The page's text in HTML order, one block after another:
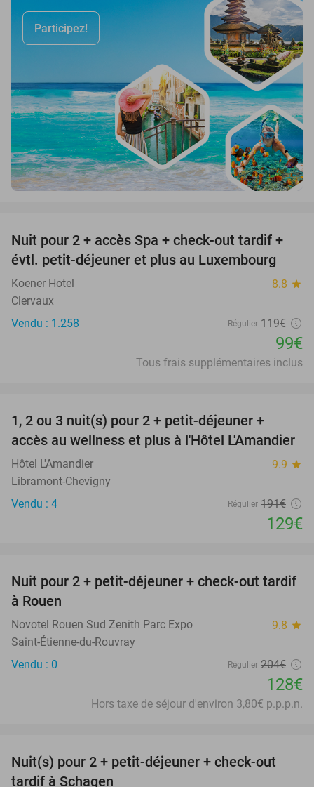
Participez!
17%
Nuit pour 2 + accès Spa + check-out tardif +
évtl. petit-déjeuner et plus au Luxembourg
Koener Hotel 8.8 star
Clervaux
Vendu : 1.258
Régulier 119€
99€
Tous frais supplémentaires inclus
TODAY
1, 2 ou 3 nuit(s) pour 2 + petit-déjeuner +
accès au wellness et plus à l'Hôtel L'Amandier
Hôtel L'Amandier 9.9 star
Libramont-Chevigny
Vendu : 4
Régulier 191€
129€
37%
Nuit pour 2 + petit-déjeuner + check-out tardif
à Rouen
Novotel Rouen Sud Zenith Parc Expo 9.8 star
Saint-Étienne-du-Rouvray
Vendu : 0
Régulier 204€
128€
Hors taxe de séjour d'environ 3,80€ p.p.p.n.
43%
Nuit(s) pour 2 + petit-déjeuner + check-out
tardif à Schagen